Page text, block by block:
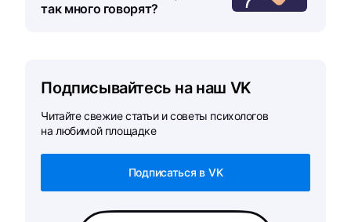
так много говорят?
Подписывайтесь на наш VK
Читайте свежие статьи и советы психологов
на любимой площадке
Подписаться в VK